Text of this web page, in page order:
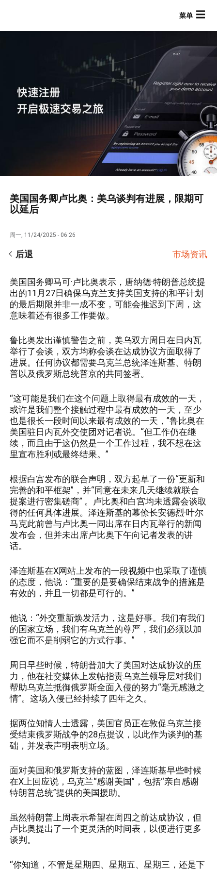
美国国务卿卢比奥：美乌谈判有进展，限期可
以延后
周一, 11/24/2025 - 06:26
后退 市场资讯
美国国务卿马可·卢比奥表示，唐纳德·特朗普总统提
出的11月27日确保乌克兰支持美国支持的和平计划
的最后期限并非一成不变，可能会推迟到下周，这
意味着还有很多工作要做。
鲁比奥发出谨慎警告之前，美乌双方周日在日内瓦
举行了会谈，双方均称会谈在达成协议方面取得了
进展。任何协议都需要乌克兰总统泽连斯基、特朗
普以及俄罗斯总统普京的共同签署。
“这可能是我们在这个问题上取得最有成效的一天，
或许是我们整个接触过程中最有成效的一天，至少
也是很长一段时间以来最有成效的一天，”鲁比奥在
美国驻日内瓦外交使团对记者说。“但工作仍在继
续，而且由于这仍然是一个工作过程，我不想在这
里宣布胜利或最终结果。”
根据白宫发布的联合声明，双方起草了一份“更新和
完善的和平框架”，并“同意在未来几天继续就联合
提案进行密集磋商” 。卢比奥和白宫均未透露会谈取
得的任何具体进展。泽连斯基的幕僚长安德烈·叶尔
马克此前曾与卢比奥一同出席在日内瓦举行的新闻
发布会，但并未出席卢比奥下午向记者发表的讲
话。
泽连斯基在X网站上发布的一段视频中也采取了谨慎
的态度，他说：“重要的是要确保结束战争的措施是
有效的，并且一切都是可行的。”
他说：“外交重新焕发活力，这是好事。我们有我们
的国家立场，我们有乌克兰的尊严，我们必须以加
强它而不是削弱它的方式行事。”
周日早些时候，特朗普加大了美国对达成协议的压
力，他在社交媒体上发帖指责乌克兰领导层对我们
帮助乌克兰抵御俄罗斯全面入侵的努力“毫无感激之
情”。这场入侵已经持续了四年之久。
据两位知情人士透露，美国官员正在敦促乌克兰接
受结束俄罗斯战争的28点提议，以此作为谈判的基
础，并发表声明表明立场。
面对美国和俄罗斯支持的蓝图，泽连斯基早些时候
在X上回应说，乌克兰“感谢美国”，包括“亲自感谢
特朗普总统”提供的美国援助。
虽然特朗普上周表示希望在周四之前达成协议，但
卢比奥提出了一个更灵活的时间表，以便进行更多
谈判。
“你知道，不管是星期四、星期五、星期三，还是下